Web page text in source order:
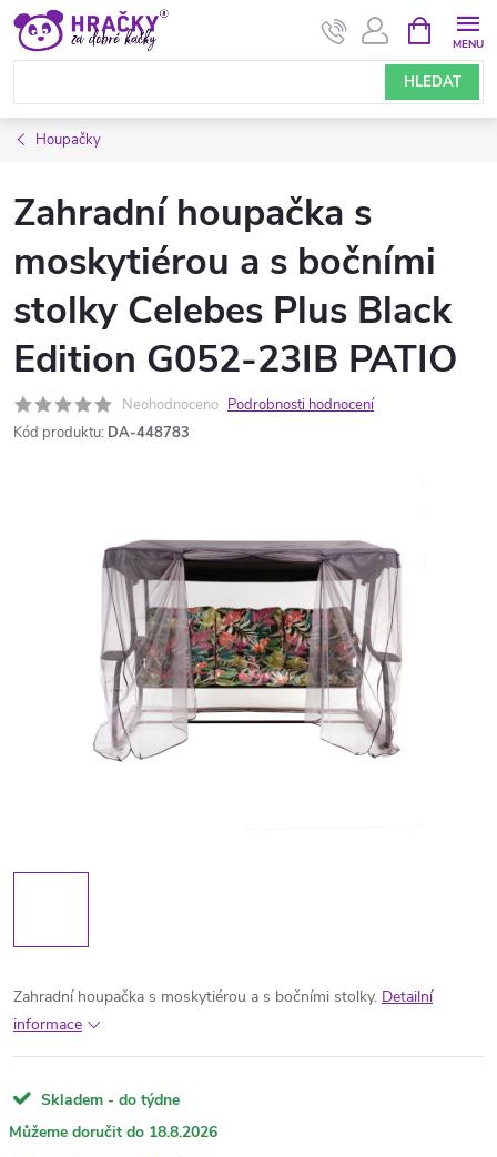
Přejít
obsah
HLEDAT
NÁKUPNÍ
KOŠÍK
Houpačky
Zahradní houpačka s
moskytiérou a s bočními
stolky Celebes Plus Black
Edition G052-23IB PATIO
Neohodnoceno Podrobnosti hodnocení
Kód produktu: DA-448783
Zahradní houpačka s moskytiérou a s bočními stolky. Detailní
informace
Skladem - do týdne
18.8.2026